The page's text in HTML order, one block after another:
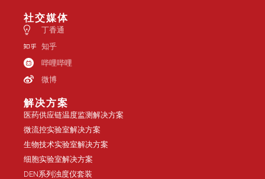
社交媒体
丁香通
知乎
哔哩哔哩
微博
解决方案
医药供应链温度监测解决方案
微流控实验室解决方案
生物技术实验室解决方案
细胞实验室解决方案
DEN系列浊度仪套装